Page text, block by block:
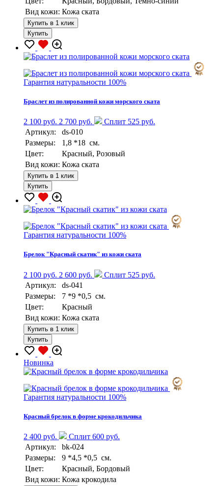
Вид кожи: Кожа ската
Купить в 1 клик
Купить
Гарантия натуральности 100%
Браслет из полированной кожи морского ската
2 100 руб. 2 700 руб.
Сплит 525 руб.
Артикул:
ds-010
Размеры:
1,8 *18 см.
Цвет:
Красный, Розовый
Вид кожи: Кожа ската
Купить в 1 клик
Купить
Гарантия натуральности 100%
Брелок "Красный скатик" из кожи ската
2 100 руб. 2 600 руб.
Сплит 525 руб.
Артикул:
ds-041
Размеры:
7 *9 *0,5 см.
Цвет:
Красный
Вид кожи: Кожа ската
Купить в 1 клик
Купить
Новинка
Гарантия натуральности 100%
Красный брелок в форме крокодильчика
2 400 руб.
Сплит 600 руб.
Артикул:
bk-024
Размеры:
9 *4,5 *0,5 см.
Цвет:
Красный, Бордовый
Вид кожи: Кожа крокодила